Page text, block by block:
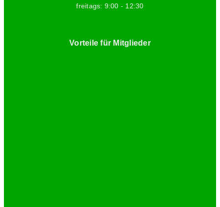
freitags: 9:00 - 12:30
Vorteile für Mitglieder